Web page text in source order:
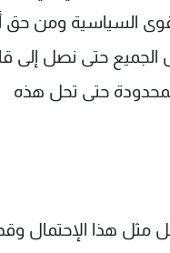
السياسية ومن حق
الجميع حتى نصل إلى
حتى تحل هذه
مثل هذا الإحتمال